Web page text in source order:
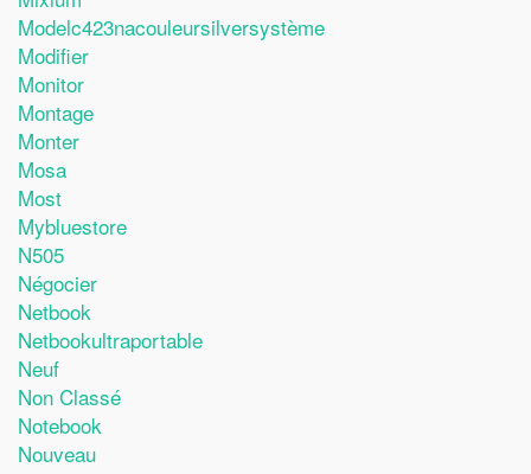
Modelc423nacouleursilversystème
Modifier
Monitor
Montage
Monter
Mosa
Most
Mybluestore
N505
Négocier
Netbook
Netbookultraportable
Neuf
Non Classé
Notebook
Nouveau